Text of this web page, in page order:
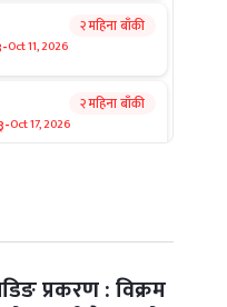
-Oct 11, 2026
२ महिना बाँकी
-Oct 17, 2026
२ महिना बाँकी
-Oct 20, 2026प्रकरण : विक्रम